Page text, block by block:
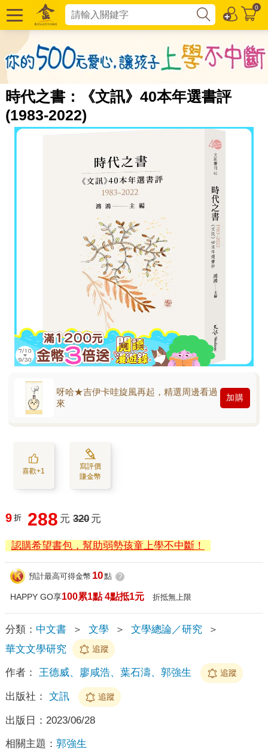
0
時代之書：《文訊》40本年選書評
(1983-2022)
呀哈★吉伊卡哇旋風再起，精選周邊看過
來
加購
喜歡+1
寫評價
賺金幣
9 折 288 元 320 元
認購希望書包，幫助弱勢孩童上學不中斷！
預計最高可得金幣 10點 ?
HAPPY GO享100累1點 4點抵1元 折抵無上限
分類： 中文書 ＞ 文學 ＞ 文學總論／研究
＞
華文文學研究
追蹤
作者： 王德威、廖咸浩、葉石濤、郭強生 追蹤
出版社： 文訊 追蹤
出版日： 2023/06/28
相關主題： 郭強生